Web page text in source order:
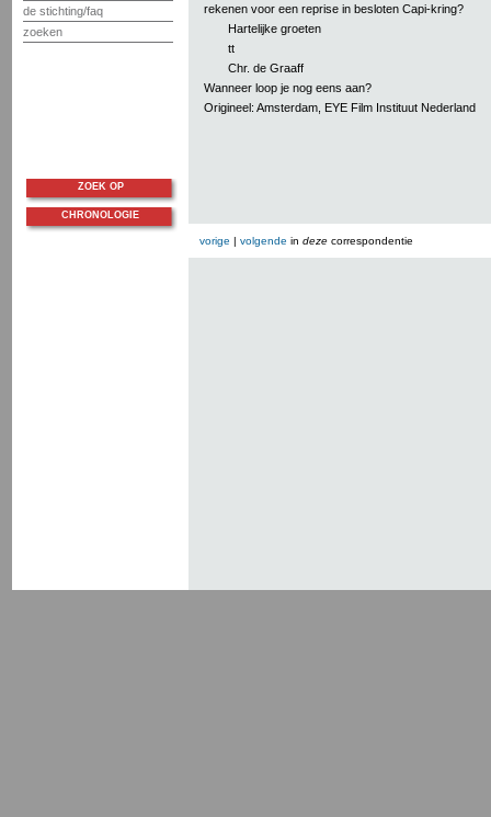
de stichting/faq
zoeken
rekenen voor een reprise in besloten Capi-kring?
Hartelijke groeten
tt
Chr. de Graaff
Wanneer loop je nog eens aan?
Origineel: Amsterdam, EYE Film Instituut Nederland
vorige | volgende in deze correspondentie
ZOEK OP
CHRONOLOGIE